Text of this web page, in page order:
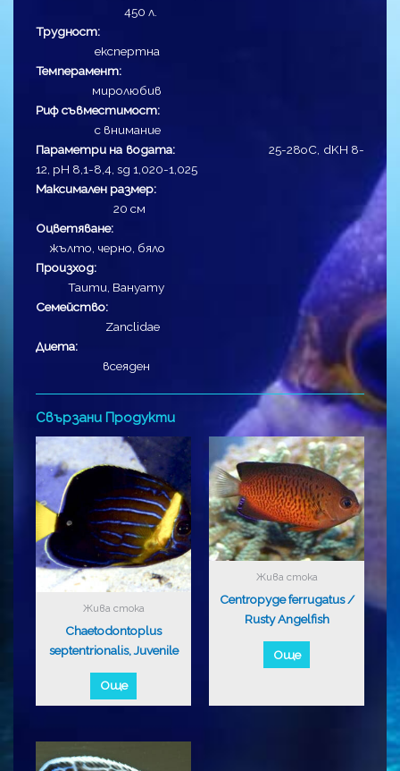
450 л.
Трудност:
експертна
Темперамент:
миролюбив
Риф съвместимост:
с внимание
Параметри на водата:
25-28оC, dKH 8-
12, pH 8,1-8,4, sg 1,020-1,025
Максимален размер:
20 см
Оцветяване:
жълто, черно, бяло
Произход:
Таити, Вануату
Семейство:
Zanclidae
Диета:
всеяден
Свързани Продукти
Жива стока
Chaetodontoplus
septentrionalis, Juvenile
Още
Жива стока
Centropyge ferrugatus /
Rusty Angelfish
Още